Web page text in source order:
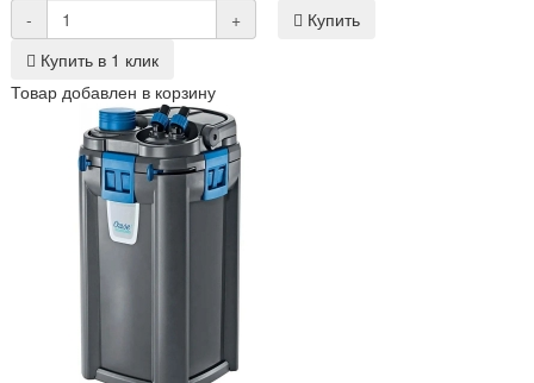
-
+
Купить
Купить в 1 клик
Товар добавлен в корзину